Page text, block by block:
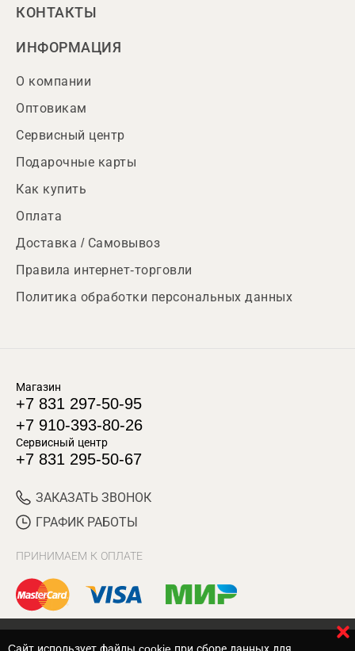
КОНТАКТЫ
ИНФОРМАЦИЯ
О компании
Оптовикам
Сервисный центр
Подарочные карты
Как купить
Оплата
Доставка / Самовывоз
Правила интернет-торговли
Политика обработки персональных данных
Магазин
+7 831 297-50-95
+7 910-393-80-26
Сервисный центр
+7 831 295-50-67
ЗАКАЗАТЬ ЗВОНОК
ГРАФИК РАБОТЫ
ПРИНИМАЕМ К ОПЛАТЕ